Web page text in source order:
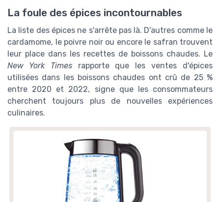
La foule des épices incontournables
La liste des épices ne s'arrête pas là. D'autres comme le
cardamome, le poivre noir ou encore le safran trouvent
leur place dans les recettes de boissons chaudes. Le
New York Timesrapporte que les ventes d'épices
utilisées dans les boissons chaudes ont crû de 25 %
entre 2020 et 2022, signe que les consommateurs
cherchent toujours plus de nouvelles expériences
culinaires.